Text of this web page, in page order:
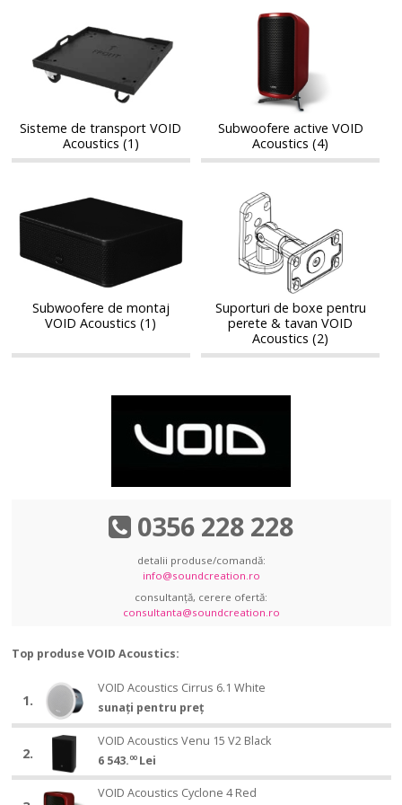
transport
VOID
Acoustics
transport
VOID
Sisteme de transport VOID
Acoustics (1)
Subwoofere
Subwoofere
Subwoofere active VOID
Acoustics (4)
de
montaj
Acoustics
Subwoofere
de
montaj
VOID
Acoustics
Subwoofere de montaj
VOID Acoustics (1)
Suporturi
pentru
perete
tavan
VOID
Acoustics
Suporturi
pentru
tavan
VOID
Acoustics
Suporturi de boxe pentru
perete & tavan VOID
Acoustics (2)
0356 228 228
detalii produse/comandă:
info@soundcreation.ro
consultanță, cerere ofertă:
consultanta@soundcreation.ro
Top produse VOID Acoustics:
Acoustics
Cirrus
White
1.
VOID
Acoustics
Cirrus
6.1
White
VOID Acoustics Cirrus 6.1 White
sunați pentru preț
Acoustics
Venu
2.
VOID
Acoustics
Venu
15
VOID Acoustics Venu 15 V2 Black
6 543. 00 Lei
VOID
VOID Acoustics Cyclone 4 Red